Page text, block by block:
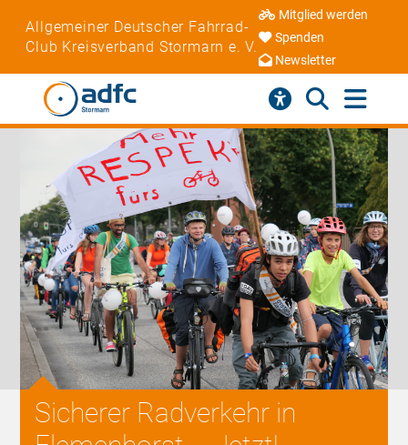
Allgemeiner Deutscher Fahrrad-
Club Kreisverband Stormarn e. V.
Mitglied werden
Spenden
Newsletter
Sicherer Radverkehr in